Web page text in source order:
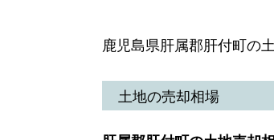
鹿児島県肝属郡肝付町の
土地の売却相場